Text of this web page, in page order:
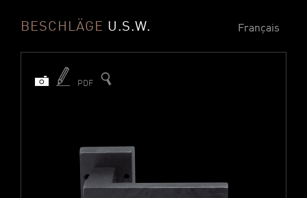
Français
BESCHLÄGE U.S.W.
PDF